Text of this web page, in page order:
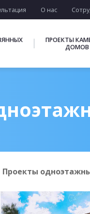
О нас
ПРОЕКТЫ
ДОМОВ
Проекты